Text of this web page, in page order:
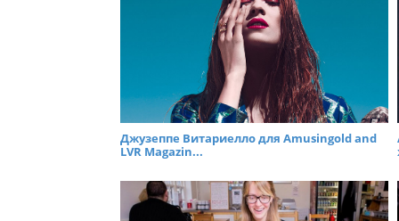
Джузеппе Витариелло для Amusingold and
LVR Magazin...